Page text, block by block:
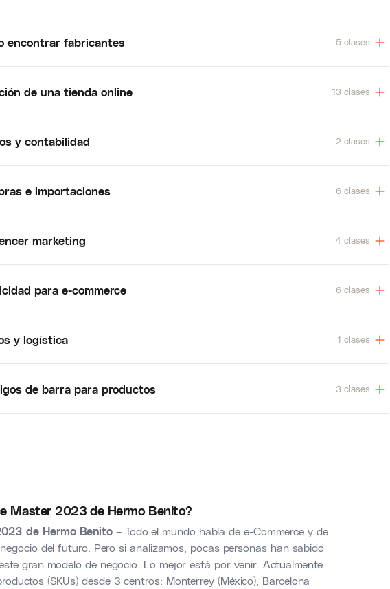
Master 2023 de Hermo Benito?
de Hermo Benito – Todo el mundo habla de e-Commerce y de
del futuro. Pero si analizamos, pocas personas han sabido
gran modelo de negocio. Lo mejor está por venir. Actualmente
(SKUs) desde 3 centros: Monterrey (México), Barcelona
encontrar fabricantes 5 clases
de una tienda online 13 clases
y contabilidad 2 clases
e importaciones 6 clases
marketing 4 clases
para e-commerce 6 clases
y logística 1 clases
de barra para productos 3 clases